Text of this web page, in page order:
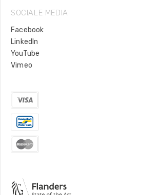
SOCIALE MEDIA
Facebook
LinkedIn
YouTube
Vimeo